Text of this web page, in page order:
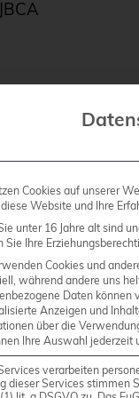
eine
zu einer Länge
Cookies auf unserer
Website und Ihre
unter 16 Jahre alt sind
Sie Ihre
Cookies und
während andere uns
Daten können
Anzeigen und
über die
Ihre Auswahl jederzeit
verarbeiten
dieser Services stimmen